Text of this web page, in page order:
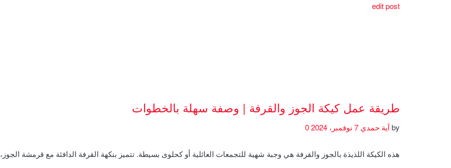
edit post
طريقة عمل كيكة الجوز والقرفة | وصفة سهلة بالخطوات
byآية حمدي
هذه الكيكة اللذيذة بالجوز والقرفة هي وجبة شهية للتجمعات العائلية أو كحلوى بسيطة. تتميز بنكهة القرفة الدافئة مع قرمشة